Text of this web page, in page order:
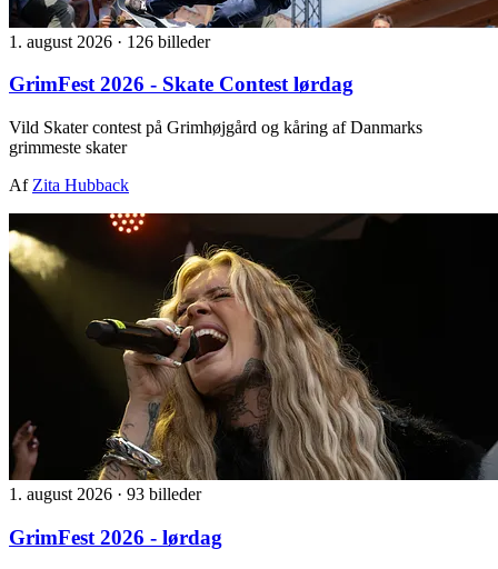
1. august 2026 · 126 billeder
GrimFest 2026 - Skate Contest lørdag
Vild Skater contest på Grimhøjgård og kåring af Danmarks
grimmeste skater
Af Zita Hubback
1. august 2026 · 93 billeder
GrimFest 2026 - lørdag